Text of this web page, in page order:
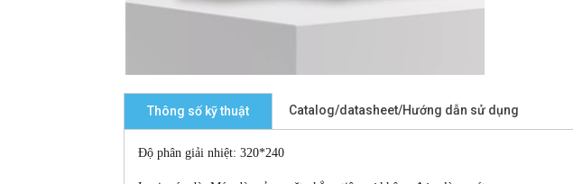
Thông số kỹ thuật Catalog/datasheet/Hướng dẫn sử dụng
Độ phân giải nhiệt: 320*240